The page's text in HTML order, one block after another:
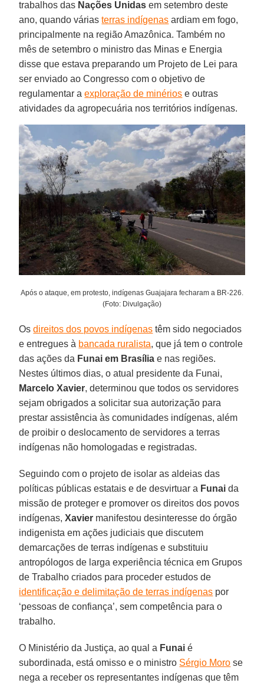
trabalhos das Nações Unidas em setembro deste
ano, quando váriasterras indígenas ardiam em fogo,
principalmente na região Amazônica. Também no
mês de setembro o ministro das Minas e Energia
disse que estava preparando um Projeto de Lei para
ser enviado ao Congresso com o objetivo de
regulamentar aexploração de minérios e outras
atividades da agropecuária nos territórios indígenas.
Após o ataque, em protesto, indígenas Guajajara fecharam a BR-226.
(Foto: Divulgação)
Osdireitos dos povos indígenas têm sido negociados
e entregues à bancada ruralista, que já tem o controle
das ações da Funai em Brasília e nas regiões.
Nestes últimos dias, o atual presidente da Funai,
Marcelo Xavier, determinou que todos os servidores
sejam obrigados a solicitar sua autorização para
prestar assistência às comunidades indígenas, além
de proibir o deslocamento de servidores a terras
indígenas não homologadas e registradas.
Seguindo com o projeto de isolar as aldeias das
políticas públicas estatais e de desvirtuar a Funai da
missão de proteger e promover os direitos dos povos
indígenas,Xavier manifestou desinteresse do órgão
indigenista em ações judiciais que discutem
demarcações de terras indígenas e substituiu
antropólogos de larga experiência técnica em Grupos
de Trabalho criados para proceder estudos de
identificação e delimitação de terras indígenas por
‘pessoas de confiança’, sem competência para o
trabalho.
O Ministério da Justiça, ao qual a Funai é
subordinada, está omisso e o ministro Sérgio Moro se
nega a receber os representantes indígenas que têm